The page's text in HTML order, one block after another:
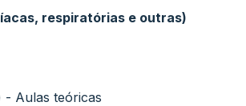
respiratórias e outras)
- Aulas teóricas